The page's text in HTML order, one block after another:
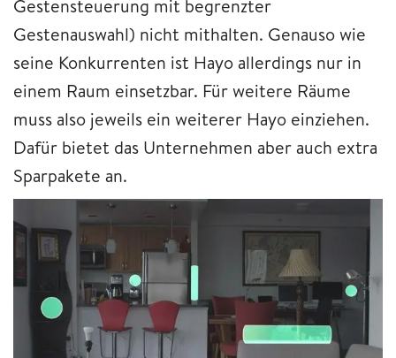
Gestensteuerung mit begrenzter
Gestenauswahl) nicht mithalten. Genauso wie
seine Konkurrenten ist Hayo allerdings nur in
einem Raum einsetzbar. Für weitere Räume
muss also jeweils ein weiterer Hayo einziehen.
Dafür bietet das Unternehmen aber auch extra
Sparpakete an.